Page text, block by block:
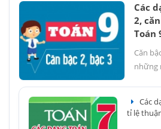
Các
2,
Toán
Căn
những
Các
tỉ lệ